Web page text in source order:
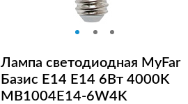
Лампа светодиодная MyFar
Базис E14 E14 6Вт 4000K
MB1004E14-6W4K